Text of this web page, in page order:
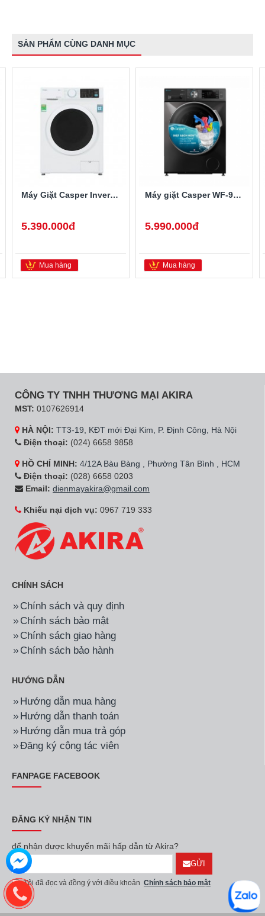
SẢN PHẨM CÙNG DANH MỤC
Máy Giặt Casper Inverter 9.5 Kg WF-95I140BWC
5.390.000đ
Mua hàng
Máy giặt Casper WF-95I140BGB Inverter 9.5 kg
5.990.000đ
Mua hàng
CÔNG TY TNHH THƯƠNG MẠI AKIRA
MST: 0107626914
HÀ NỘI: TT3-19, KĐT mới Đại Kim, P. Định Công, Hà Nội
Điện thoại: (024) 6658 9858
HỒ CHÍ MINH: 4/12A Bàu Bàng , Phường Tân Bình , HCM
Điện thoại: (028) 6658 0203
Email: dienmayakira@gmail.com
Khiếu nại dịch vụ: 0967 719 333
CHÍNH SÁCH
Chính sách và quy định
Chính sách bảo mật
Chính sách giao hàng
Chính sách bảo hành
HƯỚNG DẪN
Hướng dẫn mua hàng
Hướng dẫn thanh toán
Hướng dẫn mua trả góp
Đăng ký cộng tác viên
FANPAGE FACEBOOK
ĐĂNG KÝ NHẬN TIN
để nhận được khuyến mãi hấp dẫn từ Akira?
GỬI
Tôi đã đọc và đồng ý với điều khoản Chính sách bảo mật